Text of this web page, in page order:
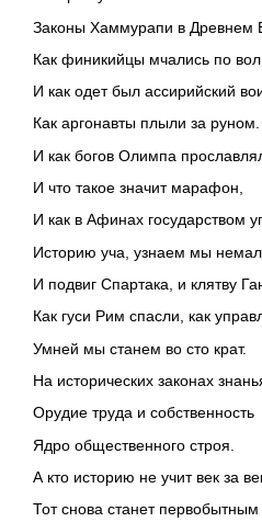
Законы Хаммурапи в Древнем
Как финикийцы мчались по
И как одет был ассирийский
Как аргонавты плыли за руном.
И как богов Олимпа
И что такое значит марафон,
И как в Афинах государством
Историю уча, узнаем мы
И подвиг Спартака, и клятву
Как гуси Рим спасли, как
Умней мы станем во сто крат.
На исторических законах
Орудие труда и собственность
Ядро общественного строя.
А кто историю не учит век за
Тот снова станет